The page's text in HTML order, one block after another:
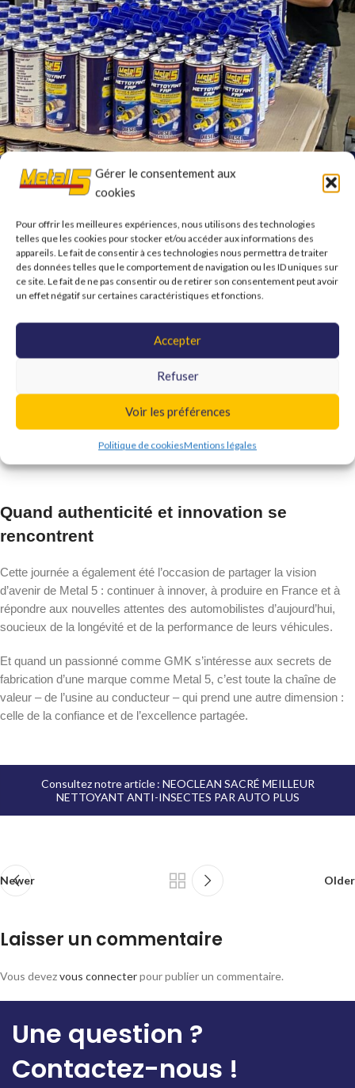
Gérer le consentement aux
cookies
Pour offrir les meilleures expériences, nous utilisons des technologies
telles que les cookies pour stocker et/ou accéder aux informations des
appareils. Le fait de consentir à ces technologies nous permettra de traiter
des données telles que le comportement de navigation ou les ID uniques sur
ce site. Le fait de ne pas consentir ou de retirer son consentement peut avoir
un effet négatif sur certaines caractéristiques et fonctions.
Accepter
Refuser
Voir les préférences
Politique de cookiesMentions légales
Une fidélité qui dure depuis des
années
Partenaire de longue date de Metal 5, GMK soutient la marque depuis
plusieurs années à travers ses contenus et ses prises de parole auprès
de sa communauté. Son authenticité et sa proximité avec les
portées par l’entreprise :
remercier chaleureusement GMK pour son
engagement, sa fidélité et sa confiance renouvelée
. Sa visite à l’usine
est bien plus qu’un simple passage : c’est le reflet d’une relation
humaine et professionnelle fondée sur le respect mutuel et la passion
commune de la performance automobile.
Quand authenticité et innovation se
rencontrent
Cette journée a également été l’occasion de partager la vision
d’avenir de Metal 5 : continuer à innover, à produire en France et à
répondre aux nouvelles attentes des automobilistes d’aujourd’hui,
soucieux de la longévité et de la performance de leurs véhicules.
Et quand un passionné comme GMK s’intéresse aux secrets de
fabrication d’une marque comme Metal 5, c’est toute la chaîne de
valeur – de l’usine au conducteur – qui prend une autre dimension :
celle de la confiance et de l’excellence partagée.
Consultez notre article : NEOCLEAN SACRÉ MEILLEUR
NETTOYANT ANTI-INSECTES PAR AUTO PLUS
Newer Older
Laisser un commentaire
Vous devezvous connecterpour publier un commentaire.
Une question ?
Contactez-nous !